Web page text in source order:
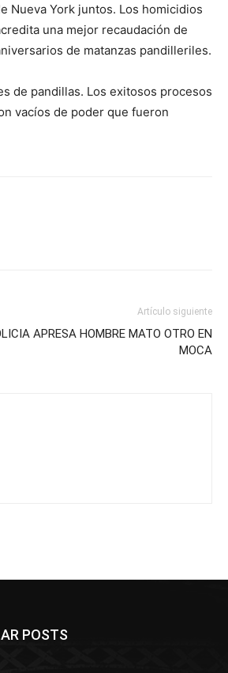
Nueva York juntos. Los homicidios
una mejor recaudación de
de matanzas pandilleriles.
de pandillas. Los exitosos procesos
vacíos de poder que fueron
Artículo siguiente
APRESA HOMBRE MATO OTRO EN
MOCA
POSTS